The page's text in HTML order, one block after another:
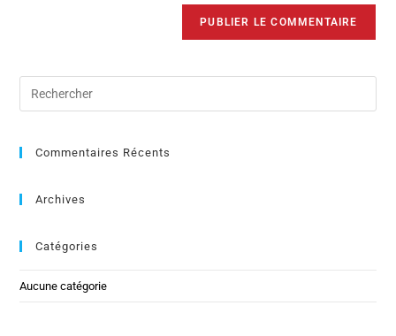
Commentaires Récents
Archives
Catégories
Aucune catégorie